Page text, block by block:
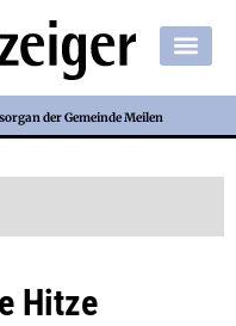
der Gemeinde Meilen
Hitze